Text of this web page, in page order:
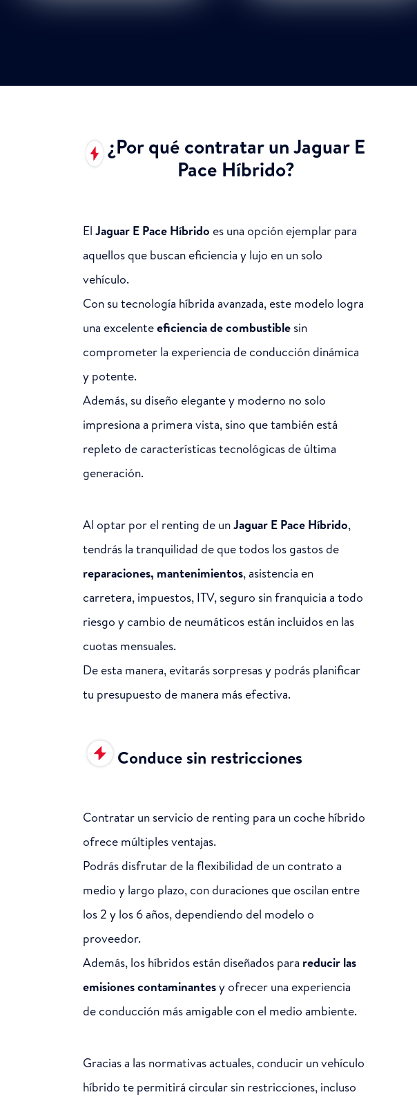
¿Por qué contratar un Jaguar E
Pace Híbrido?
El Jaguar E Pace Híbrido es una opción ejemplar para
aquellos que buscan eficiencia y lujo en un solo
vehículo.
Con su tecnología híbrida avanzada, este modelo logra
una excelenteeficiencia de combustible sin
comprometer la experiencia de conducción dinámica
y potente.
Además, su diseño elegante y moderno no solo
impresiona a primera vista, sino que también está
repleto de características tecnológicas de última
generación.
Al optar por el renting de unJaguar E Pace Híbrido,
tendrás la tranquilidad de que todos los gastos de
reparaciones, mantenimientos, asistencia en
carretera, impuestos, ITV, seguro sin franquicia a todo
riesgo y cambio de neumáticos están incluidos en las
cuotas mensuales.
De esta manera, evitarás sorpresas y podrás planificar
tu presupuesto de manera más efectiva.
Conduce sin restricciones
Contratar un servicio de renting para un coche híbrido
ofrece múltiples ventajas.
Podrás disfrutar de la flexibilidad de un contrato a
medio y largo plazo, con duraciones que oscilan entre
los 2 y los 6 años, dependiendo del modelo o
proveedor.
Además, los híbridos están diseñados para reducir las
emisiones contaminantesy ofrecer una experiencia
de conducción más amigable con el medio ambiente.
Gracias a las normativas actuales, conducir un vehículo
híbrido te permitirá circular sin restricciones, incluso